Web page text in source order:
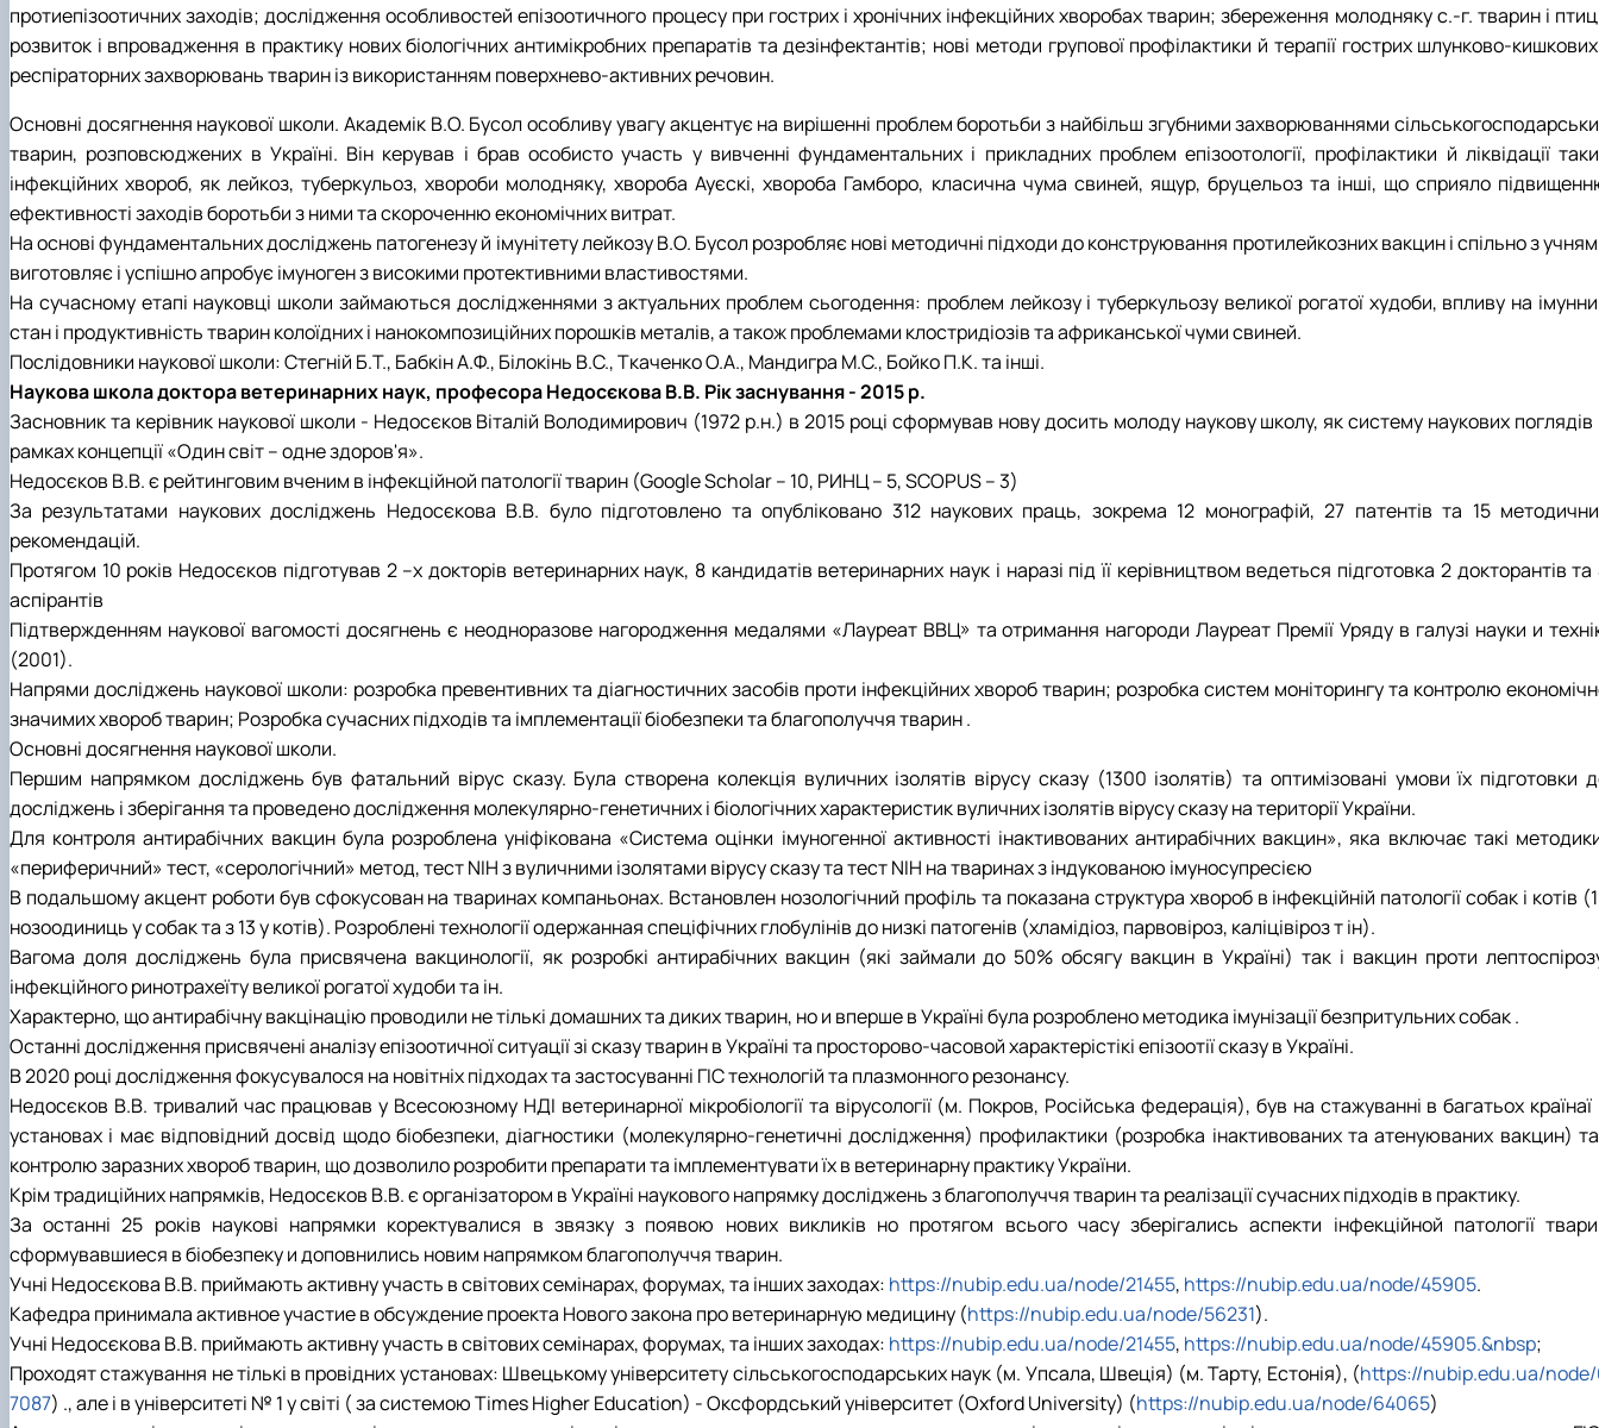
протиепізоотичних заходів; дослідження особливостей епізоотичного процесу при гострих і хронічних інфекційних хворобах тварин; збереження молодняку с.-г. тварин і
розвиток і впровадження в практику нових біологічних антимікробних препаратів та дезінфектантів; нові методи групової профілактики й терапії гострих шлунково-кишкових
респіраторних захворювань тварин із використанням поверхнево-активних речовин.
Основні досягнення наукової школи. Академік В.О. Бусол особливу увагу акцентує на вирішенні проблем боротьби з найбільш згубними захворюваннями
тварин, розповсюджених в Україні. Він керував і брав особисто участь у вивченні фундаментальних і прикладних проблем епізоотології, профілактики й ліквідації
інфекційних хвороб, як лейкоз, туберкульоз, хвороби молодняку, хвороба Ауєскі, хвороба Гамборо, класична чума свиней, ящур, бруцельоз та інші, що сприяло
ефективності заходів боротьби з ними та скороченню економічних витрат.
На основі фундаментальних досліджень патогенезу й імунітету лейкозу В.О. Бусол розробляє нові методичні підходи до конструювання протилейкозних вакцин і спільно з
виготовляє і успішно апробує імуноген з високими протективними властивостями.
На сучасному етапі науковці школи займаються дослідженнями з актуальних проблем сьогодення: проблем лейкозу і туберкульозу великої рогатої худоби, впливу на
стан і продуктивність тварин колоїдних і нанокомпозиційних порошків металів, а також проблемами клостридіозів та африканської чуми свиней.
Послідовники наукової школи: Стегній Б.Т., Бабкін А.Ф., Білокінь В.С., Ткаченко О.А., Мандигра М.С., Бойко П.К. та інші.
Наукова школа доктора ветеринарних наук, професора Недосєкова В.В. Рік заснування - 2015 р.
Засновник та керівник наукової школи - Недосєков Віталій Володимирович (1972 р.н.) в 2015 році сформував нову досить молоду наукову школу, як систему наукових поглядів
рамках концепції «Один світ – одне здоров'я».
Недосєков В.В. є рейтинговим вченим в інфекційной патології тварин (Google Scholar – 10, РИНЦ – 5, SCOPUS – 3)
За результатами наукових досліджень Недосєкова В.В. було підготовлено та опубліковано 312 наукових праць, зокрема 12 монографій, 27 патентів та 15
рекомендацій.
Протягом 10 років Недосєков підготував 2 –х докторів ветеринарних наук, 8 кандидатів ветеринарних наук і наразі під її керівництвом ведеться підготовка 2 докторантів та
аспірантів
Підтвержденням наукової вагомості досягнень є неодноразове нагородження медалями «Лауреат ВВЦ» та отримання нагороди Лауреат Премії Уряду в галузі науки и
(2001).
Напрями досліджень наукової школи: розробка превентивних та діагностичних засобів проти інфекційних хвороб тварин; розробка систем моніторингу та контролю
значимих хвороб тварин; Розробка сучасних підходів та імплементації біобезпеки та благополуччя тварин .
Основні досягнення наукової школи.
Першим напрямком досліджень був фатальний вірус сказу. Була створена колекція вуличних ізолятів вірусу сказу (1300 ізолятів) та оптимізовані умови їх підготовки
досліджень і зберігання та проведено дослідження молекулярно-генетичних і біологічних характеристик вуличних ізолятів вірусу сказу на території України.
Для контроля антирабічних вакцин була розроблена уніфікована «Система оцінки імуногенної активності інактивованих антирабічних вакцин», яка включає такі
«периферичний» тест, «серологічний» метод, тест NIH з вуличними ізолятами вірусу сказу та тест NIH на тваринах з індукованою імуносупресією
В подальшому акцент роботи був сфокусован на тваринах компаньонах. Встановлен нозологічний профіль та показана структура хвороб в інфекційній патології собак і котів
нозоодиниць у собак та з 13 у котів). Розроблені технології одержанная спеціфічних глобулінів до низкі патогенів (хламідіоз, парвовіроз, каліцівіроз т ін).
Вагома доля досліджень була присвячена вакцинології, як розробкі антирабічних вакцин (які займали до 50% обсягу вакцин в Україні) так і вакцин проти
інфекційного ринотрахеїту великої рогатої худоби та ін.
Характерно, що антирабічну вакцінацію проводили не тількі домашних та диких тварин, но и вперше в Україні була розроблено методика імунізації безпритульних собак .
Останні дослідження присвячені аналізу епізоотичної ситуації зі сказу тварин в Україні та просторово-часовой характерістікі епізоотії сказу в Україні.
В 2020 році дослідження фокусувалося на новітніх підходах та застосуванні ГІС технологій та плазмонного резонансу.
Недосєков В.В. тривалий час працював у Всесоюзному НДІ ветеринарної мікробіології та вірусології (м. Покров, Російська федерація), був на стажуванні в багатьох країнаї
установах і має відповідний досвід щодо біобезпеки, діагностики (молекулярно-генетичні дослідження) профилактики (розробка інактивованих та атенуюваних вакцин)
контролю заразних хвороб тварин, що дозволило розробити препарати та імплементувати їх в ветеринарну практику України.
Крім традиційних напрямків, Недосєков В.В. є організатором в Україні наукового напрямку досліджень з благополуччя тварин та реалізації сучасних підходів в практику.
За останні 25 років наукові напрямки коректувалися в звязку з появою нових викликів но протягом всього часу зберігались аспекти інфекційной патології
сформувавшиеся в біобезпеку и доповнились новим напрямком благополуччя тварин.
Учні Недосєкова В.В. приймають активну участь в світових семінарах, форумах, та інших заходах: https://nubip.edu.ua/node/21455, https://nubip.edu.ua/node/45905.
Кафедра принимала активное участие в обсуждение проекта Нового закона про ветеринарную медицину (https://nubip.edu.ua/node/56231).
Учні Недосєкова В.В. приймають активну участь в світових семінарах, форумах, та інших заходах: https://nubip.edu.ua/node/21455, https://nubip.edu.ua/node/45905.&nbsp;
Проходят стажування не тількі в провідних установах: Швецькому університету сільськогосподарських наук (м. Упсала, Швеція) (м. Тарту, Естонія), (https://nubip.edu.ua/
7087) ., але і в університеті № 1 у світі ( за системою Times Higher Education) - Оксфордський університет (Oxford University) (https://nubip.edu.ua/node/64065)